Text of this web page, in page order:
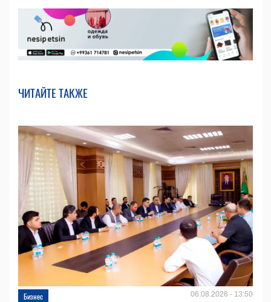
ЧИТАЙТЕ ТАКЖЕ
Бизнес 06.08.2026 - 13:50